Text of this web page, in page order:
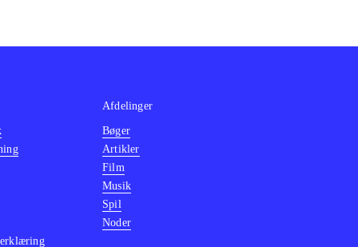
Afdelinger
Bøger
Artikler
Film
Musik
Spil
Noder